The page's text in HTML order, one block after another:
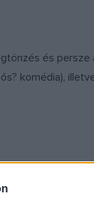
és
komédia),
közepén